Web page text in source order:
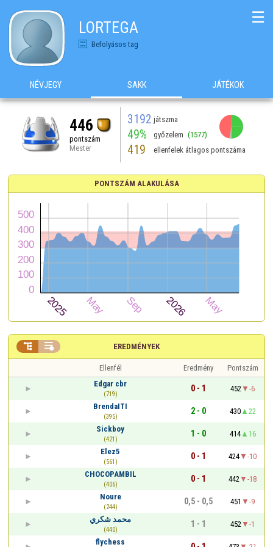
LORTEGA
Befolyásos tag
☰
NÉVJEGY SAKK JÁTÉKOK
446
pontszám
Mester
3192 játszma
49% győzelem (1577)
419 ellenfelek átlagos pontszáma
PONTSZÁM ALAKULÁSA
EREDMÉNYEK
 
Ellenfél Eredmény
Pontszám
Edgar cbr
(719)
0 - 1 452
-6
BrendaITI
(395)
2 - 0 430
22
Sickboy
(421)
1 - 0 414
16
Elez5
(561)
0 - 1 424
-10
CHOCOPAMBIL
(406)
0 - 1 442
-18
Noure
(244)
0,5 - 0,5 451
-9
محمد شكري
(440)
1 - 1 452
-1
flychess